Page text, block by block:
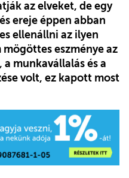
az elveket, de egy
ereje éppen abban
ellenállni az ilyen
mögöttes eszménye az
munkavállalás és a
volt, ez kapott most